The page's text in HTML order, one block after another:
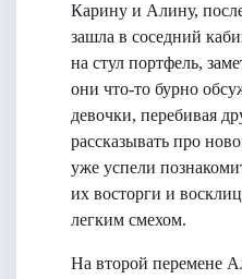
Карину и Алину,
зашла в соседний
на стул портфель,
они что-то бурно
девочки, перебивая
рассказывать про
уже успели
их восторги и
легким смехом.
На второй перемене